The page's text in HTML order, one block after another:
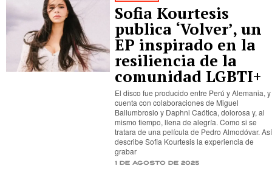
Sofia Kourtesis
publica ‘Volver’, un
EP inspirado en la
resiliencia de la
comunidad LGBTI+
El disco fue producido entre Perú y Alemania, y
cuenta con colaboraciones de Miguel
Ballumbrosio y Daphni Caótica, dolorosa y, al
mismo tiempo, llena de alegría. Como si se
tratara de una película de Pedro Almodóvar. Así
describe Sofia Kourtesis la experiencia de
grabar
1 de agosto de 2025